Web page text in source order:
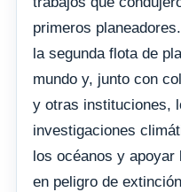
primeros
la segunda flota de
mundo y, junto con
y otras instituciones,
investigaciones
los océanos y
en peligro de